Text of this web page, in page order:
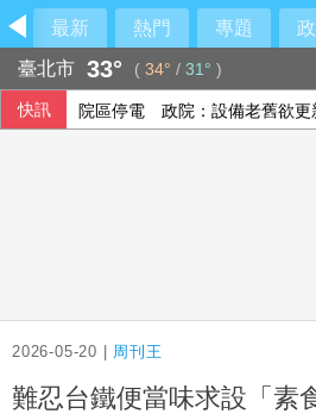
最新 熱門 專題
臺北市 33° ( 34° / 31° )
快訊 院區停電 政院：設備老舊欲更
2026-05-20 | 周刊王
難忍台鐵便當味求設「